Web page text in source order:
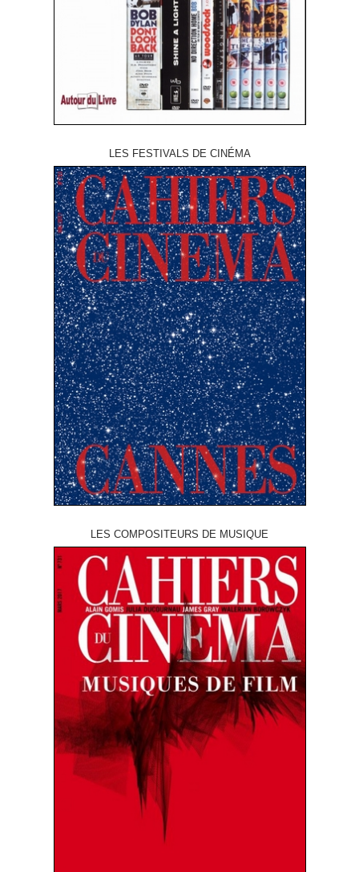
LES FESTIVALS DE CINÉMA
LES COMPOSITEURS DE MUSIQUE